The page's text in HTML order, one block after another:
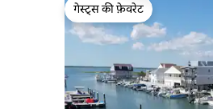
गेस्ट्स की फ़ेवरेट
गेस्ट्स की फ़ेवरेट